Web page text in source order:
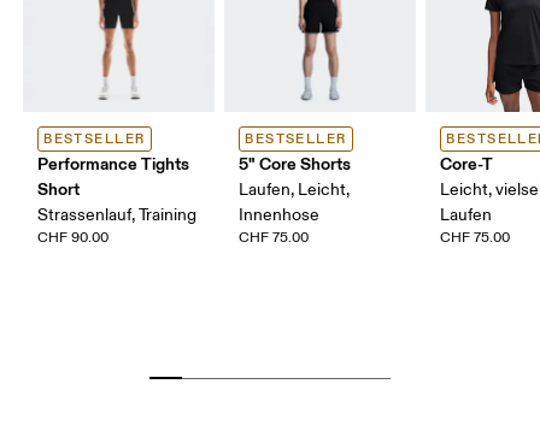
BESTSELLER
Performance Tights
Short
Strassenlauf, Training
CHF 90.00
BESTSELLER
5" Core Shorts
Laufen, Leicht,
Innenhose
CHF 75.00
Core-T
Leicht,
Laufen
CHF 75.00